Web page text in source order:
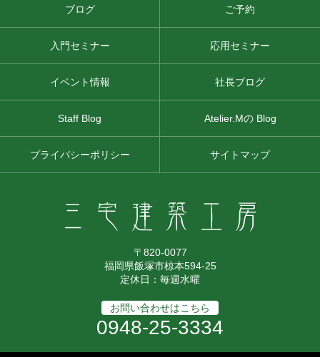
ブログ ご予約
入門セミナー 応用セミナー
イベント情報 社長ブログ
Staff Blog Atelier.Mの Blog
プライバシーポリシー サイトマップ
〒820-0077
福岡県飯塚市椋本594-25
定休日：毎週水曜
お問い合わせはこちら
0948-25-3334